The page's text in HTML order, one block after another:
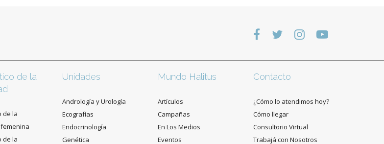
de la
de la
de la
Unidades
Andrología y Urología
Ecografías
Endocrinología
Genética
Mundo Halitus
Artículos
Campañas
En Los Medios
Eventos
Contacto
¿Cómo lo atendimos hoy?
Cómo llegar
Consultorio Virtual
Trabajá con Nosotros